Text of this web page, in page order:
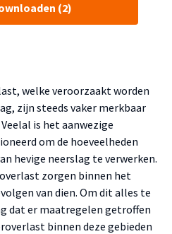
(2)
welke veroorzaakt worden
zijn steeds vaker merkbaar
is het aanwezige
om de hoeveelheden
hevige neerslag te verwerken.
zorgen binnen het
van dien. Om dit alles te
dat er maatregelen getroffen
binnen deze gebieden